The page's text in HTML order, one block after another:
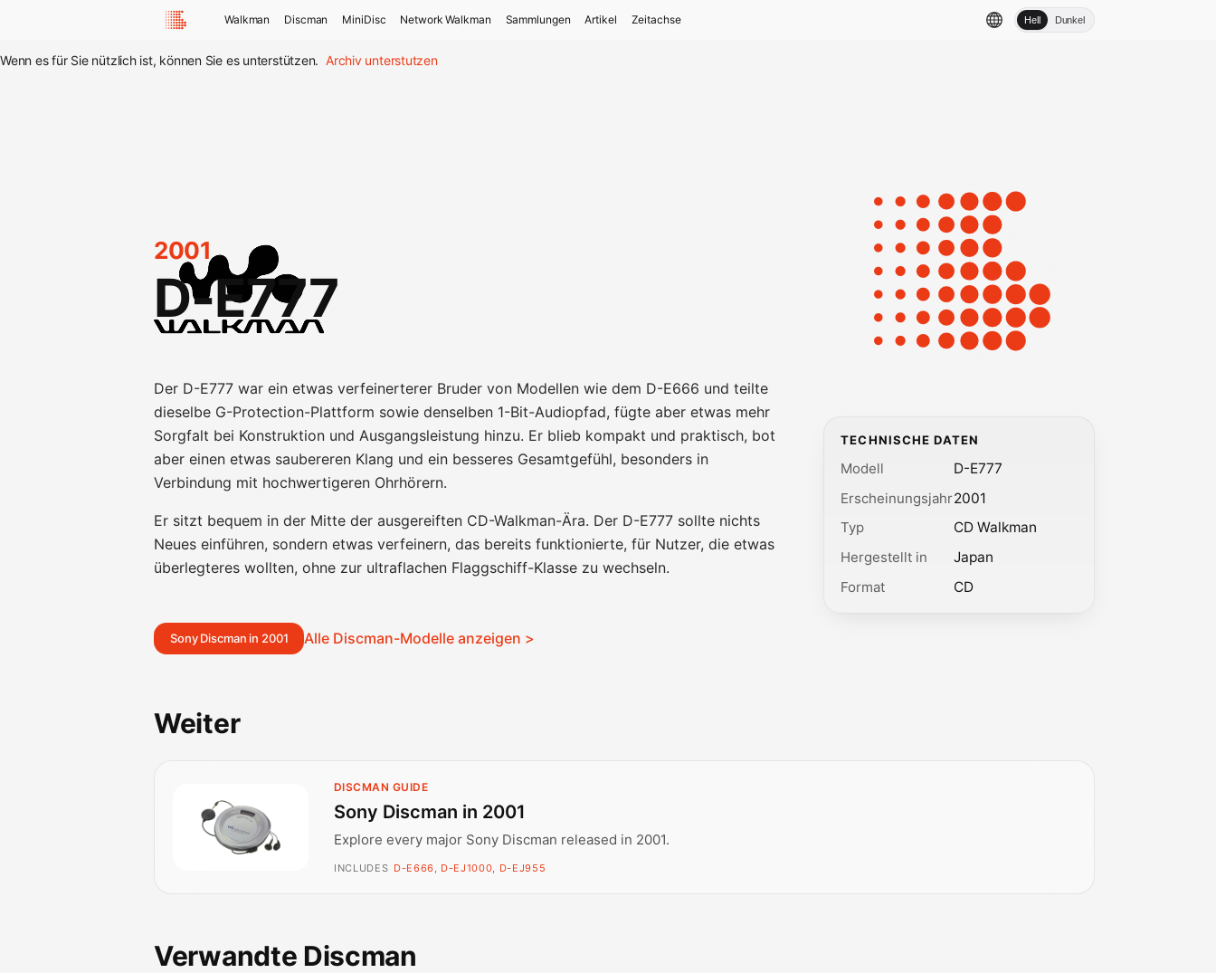
Walkman Discman MiniDisc Network Walkman Sammlungen Artikel Zeitachse Hell Dunkel
Wenn es für Sie nützlich ist, können Sie es unterstützen. Archiv unterstutzen
2001
D-E777
Der D-E777 war ein etwas verfeinerterer Bruder von Modellen wie dem D-E666 und teilte
dieselbe G-Protection-Plattform sowie denselben 1-Bit-Audiopfad, fügte aber etwas mehr
Sorgfalt bei Konstruktion und Ausgangsleistung hinzu. Er blieb kompakt und praktisch, bot
aber einen etwas saubereren Klang und ein besseres Gesamtgefühl, besonders in
Verbindung mit hochwertigeren Ohrhörern.
Er sitzt bequem in der Mitte der ausgereiften CD-Walkman-Ära. Der D-E777 sollte nichts
Neues einführen, sondern etwas verfeinern, das bereits funktionierte, für Nutzer, die etwas
überlegteres wollten, ohne zur ultraflachen Flaggschiff-Klasse zu wechseln.
Sony Discman in 2001 Alle Discman-Modelle anzeigen >
TECHNISCHE DATEN
Modell
D-E777
Erscheinungsjahr2001
Typ
CD Walkman
Hergestellt in
Japan
Format
CD
Weiter
DISCMAN GUIDE
Sony Discman in 2001
Explore every major Sony Discman released in 2001.
INCLUDES D-E666, D-EJ1000, D-EJ955
Verwandte Discman